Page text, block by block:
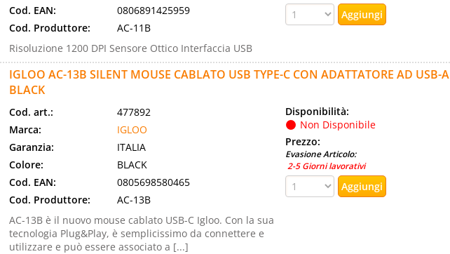
Cod. EAN:
0806891425959
Cod. Produttore:
AC-11B
Risoluzione 1200 DPI Sensore Ottico Interfaccia USB
IGLOO AC-13B SILENT MOUSE CABLATO USB TYPE-C CON ADATTATORE AD USB-A
BLACK
Cod. art.:
477892
Marca:
IGLOO
Garanzia:
ITALIA
Colore:
BLACK
Cod. EAN:
0805698580465
Cod. Produttore:
AC-13B
AC-13B è il nuovo mouse cablato USB-C Igloo. Con la sua
tecnologia Plug&Play, è semplicissimo da connettere e
utilizzare e può essere associato a [...]
Disponibilità:
Non Disponibile
Prezzo:
Evasione Articolo:
2-5 Giorni lavorativi